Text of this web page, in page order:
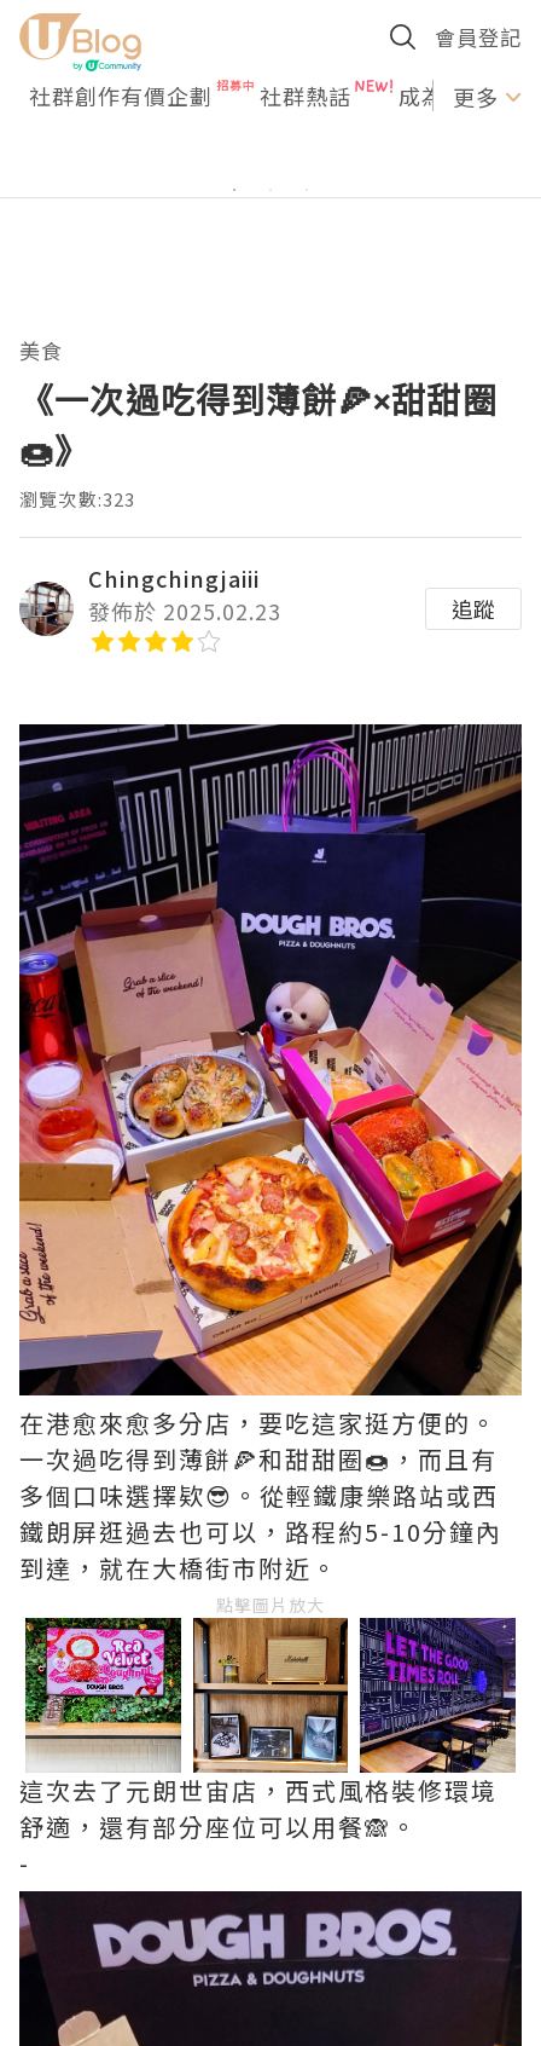
會員登記
社群創作有價企劃 社群熱話 成為U更多
美食
《一次過吃得到薄餅🍕×甜甜圈
🍩》
瀏覽次數:323
Chingchingjaiii
發佈於 2025.02.23
追蹤
在港愈來愈多分店，要吃這家挺方便的。
一次過吃得到薄餅🍕和甜甜圈🍩，而且有
多個口味選擇欵😎。從輕鐵康樂路站或西
鐵朗屏逛過去也可以，路程約5-10分鐘內
到達，就在大橋街市附近。
點擊圖片放大
這次去了元朗世宙店，西式風格裝修環境
舒適，還有部分座位可以用餐🙈。
-